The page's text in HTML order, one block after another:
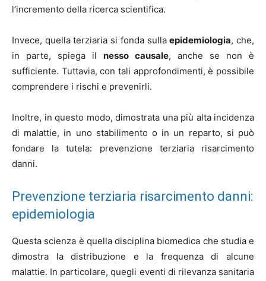
l’incremento della ricerca scientifica.
Invece, quella terziaria si fonda sullaepidemiologia, che,
in parte, spiega il nesso causale, anche se non è
sufficiente. Tuttavia, con tali approfondimenti, è possibile
comprendere i rischi e prevenirli.
Inoltre, in questo modo, dimostrata una più alta incidenza
di malattie, in uno stabilimento o in un reparto, si può
fondare la tutela: prevenzione terziaria risarcimento
danni.
Prevenzione terziaria risarcimento danni:
epidemiologia
Questa scienza è quella disciplina biomedica che studia e
dimostra la distribuzione e la frequenza di alcune
malattie. In particolare, quegli eventi di rilevanza sanitaria